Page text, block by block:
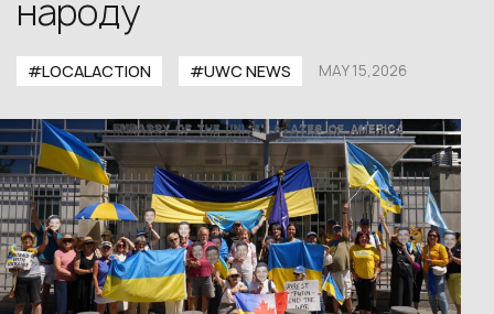
народу
#LOCALACTION #UWС NEWS MAY 15,2026